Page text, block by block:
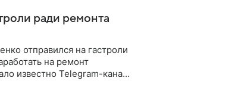
ради ремонта
отправился на гастроли
на ремонт
известно Telegram-каналу